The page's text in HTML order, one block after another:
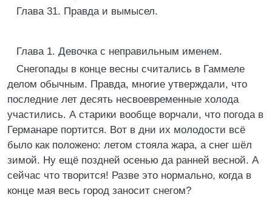
Глава 31. Правда и вымысел.
Глава 1. Девочка с неправильным именем.
Снегопады в конце весны считались в Гаммеле
делом обычным. Правда, многие утверждали, что
последние лет десять несвоевременные холода
участились. А старики вообще ворчали, что погода в
Германаре портится. Вот в дни их молодости всё
было как положено: летом стояла жара, а снег шёл
зимой. Ну ещё поздней осенью да ранней весной. А
сейчас что творится! Разве это нормально, когда в
конце мая весь город заносит снегом?